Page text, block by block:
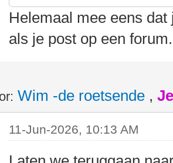
Helemaal mee eens
als je post op een forum.
Wim -de roetsende ,
11-Jun-2026, 10:13 AM